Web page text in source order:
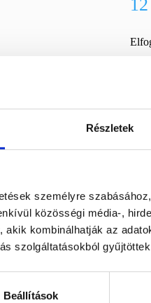
Részletek
személyre
közösségi média-,
akik kombinálhatják az
szolgáltatásokból
Beállítások